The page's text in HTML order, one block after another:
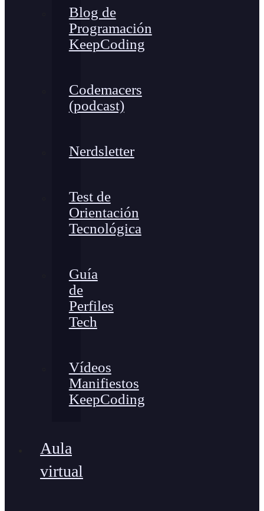
Blog de
Programación
KeepCoding
Codemacers
(podcast)
Nerdsletter
Test de
Orientación
Tecnológica
Guía
de
Perfiles
Tech
Vídeos
Manifiestos
KeepCoding
Aula
virtual